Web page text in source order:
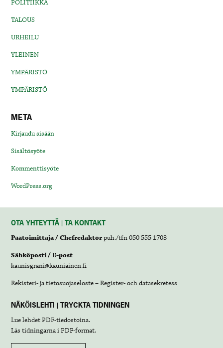
POLITIIKKA
TALOUS
URHEILU
YLEINEN
YMPÄRISTÖ
YMPÄRISTÖ
META
Kirjaudu sisään
Sisältösyöte
Kommenttisyöte
WordPress.org
OTA YHTEYTTÄ | TA KONTAKT
Päätoimittaja / Chefredaktörpuh./tfn 050 555 1703
Sähköposti / E-post
kaunisgrani@kauniainen.fi
Rekisteri- ja tietosuojaseloste – Register- och datasekretess
NÄKÖISLEHTI | TRYCKTA TIDNINGEN
Lue lehdetPDF-tiedostoina.
Läs tidningarna iPDF-format.